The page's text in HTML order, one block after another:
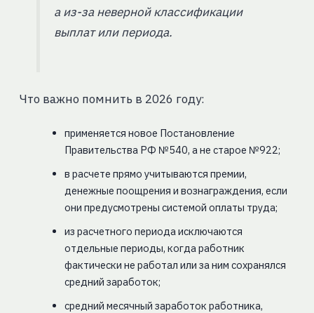
а из-за неверной классификации
выплат или периода.
Что важно помнить в 2026 году:
применяется новое Постановление
Правительства РФ №540, а не старое №922;
в расчете прямо учитываются премии,
денежные поощрения и вознаграждения, если
они предусмотрены системой оплаты труда;
из расчетного периода исключаются
отдельные периоды, когда работник
фактически не работал или за ним сохранялся
средний заработок;
средний месячный заработок работника,